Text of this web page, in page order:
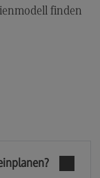
finden